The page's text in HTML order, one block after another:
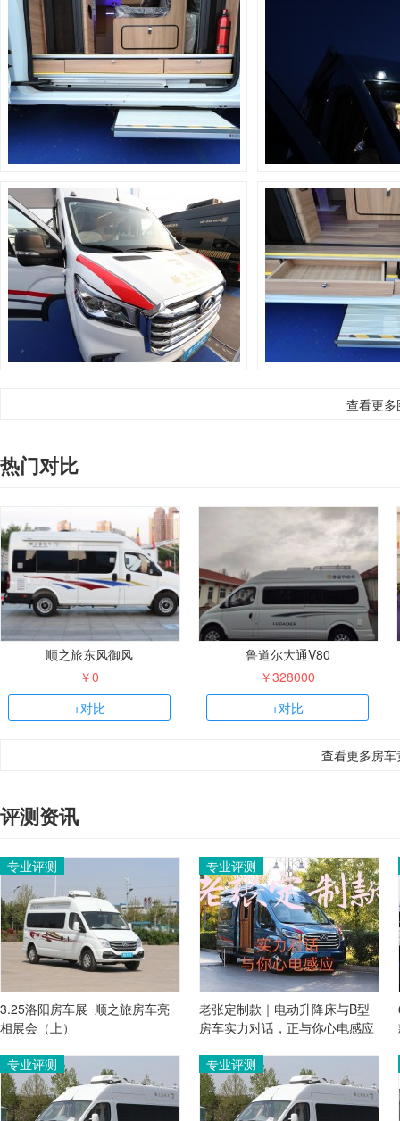
查看更多
热门对比
顺之旅东风御风
￥0
+对比
鲁道尔大通V80
￥328000
+对比
查看更多房
评测资讯
专业评测
3.25洛阳房车展  顺之旅房车亮
相展会（上）
专业评测
老张定制款｜电动升降床与B型
房车实力对话，正与你心电感应
专业评测
专业评测